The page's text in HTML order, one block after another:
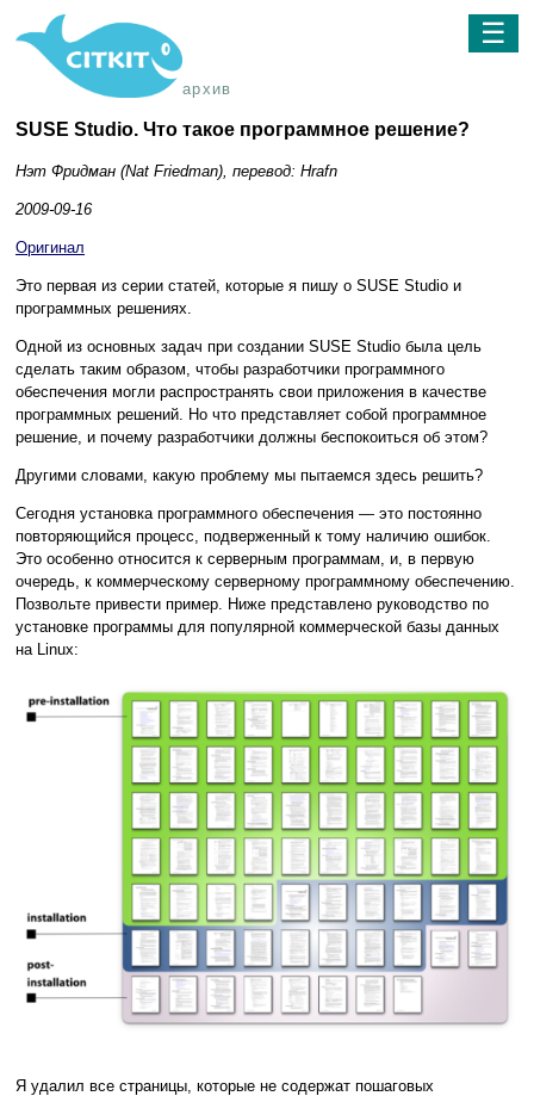
архив
☰
SUSE Studio. Что такое программное решение?
Нэт Фридман (Nat Friedman), перевод: Hrafn
2009-09-16
Оригинал
Это первая из серии статей, которые я пишу о SUSE Studio и
программных решениях.
Одной из основных задач при создании SUSE Studio была цель
сделать таким образом, чтобы разработчики программного
обеспечения могли распространять свои приложения в качестве
программных решений. Но что представляет собой программное
решение, и почему разработчики должны беспокоиться об этом?
Другими словами, какую проблему мы пытаемся здесь решить?
Сегодня установка программного обеспечения — это постоянно
повторяющийся процесс, подверженный к тому наличию ошибок.
Это особенно относится к серверным программам, и, в первую
очередь, к коммерческому серверному программному обеспечению.
Позвольте привести пример. Ниже представлено руководство по
установке программы для популярной коммерческой базы данных
на Linux:
Я удалил все страницы, которые не содержат пошаговых